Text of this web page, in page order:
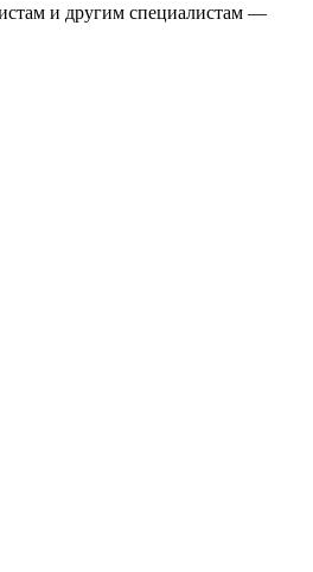
и другим специалистам —